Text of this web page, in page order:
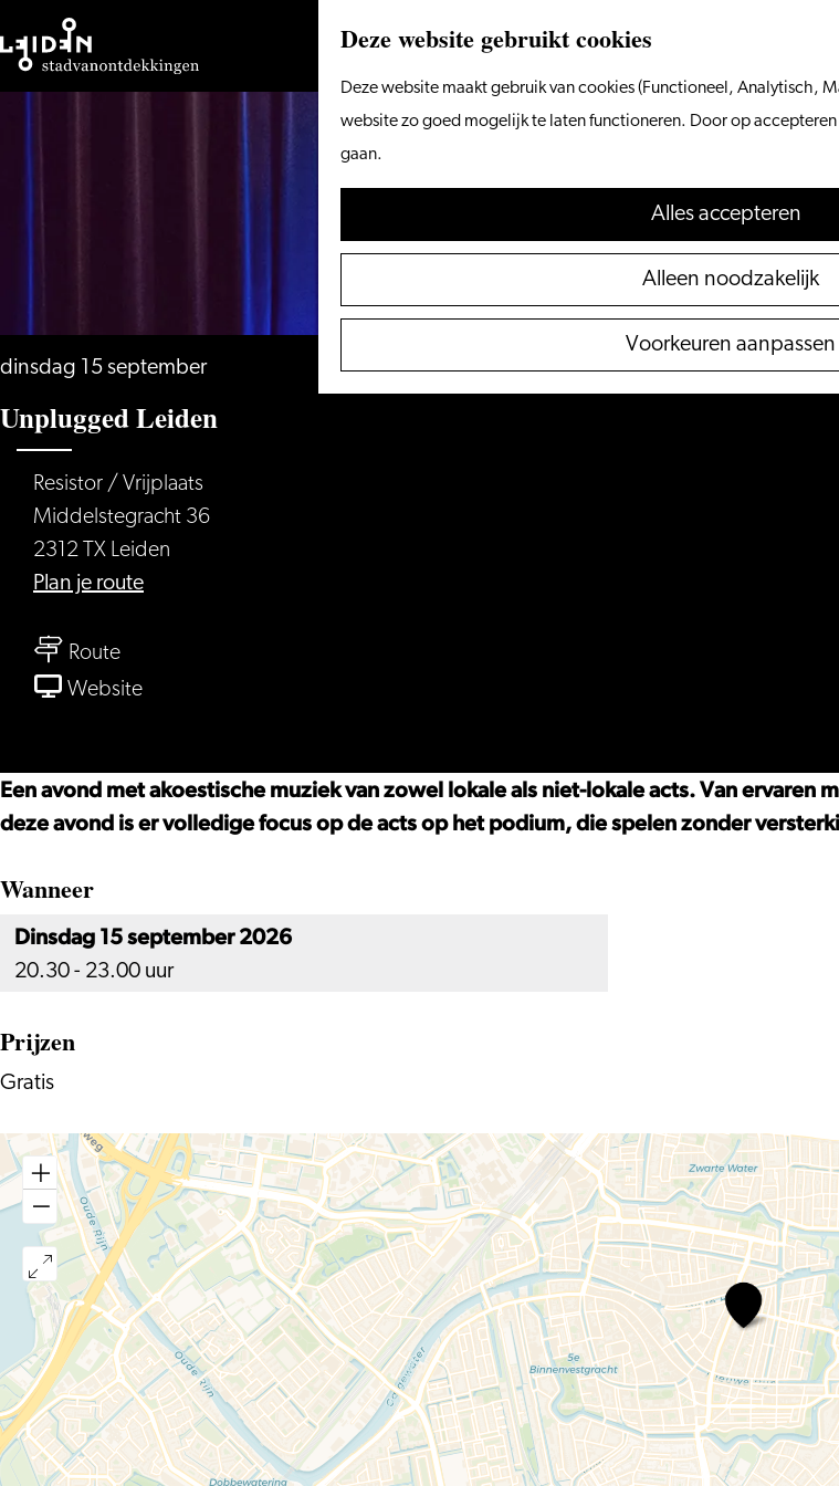
Deze website gebruikt cookies
Deze website maakt gebruik van cookies (Functioneel, Analytisch,
website zo goed mogelijk te laten functioneren. Door op
gaan.
Alles accepteren
Alleen noodzakelijk
Voorkeuren aanpassen
Ga
dinsdag 15 september
Unplugged Leiden
Resistor / Vrijplaats
Middelstegracht 36
2312 TX Leiden
Plan je routenaar
Routenaar
Unplugged
Websitevan
Een avond met akoestische muziek van zowel lokale als niet-lokale acts. Van
deze avond is er volledige focus op de acts op het podium, die spelen zonder
Wanneer
Dinsdag 15 september 2026
20.30 - 23.00 uur
Prijzen
Gratis
Unplugged
Leiden